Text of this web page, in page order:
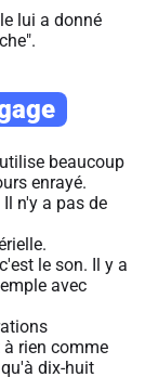
lui a donné
beaucoup
enrayé.
n'y a pas de
le son. Il y a
avec
à rien comme
dix-huit